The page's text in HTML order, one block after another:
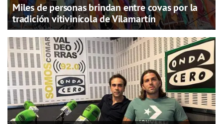
Miles de personas brindan entre covas por la
tradición vitivinícola de Vilamartín